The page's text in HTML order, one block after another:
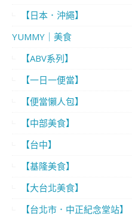
【日本．沖繩】
YUMMY｜美食
【ABV系列】
【一日一便當】
【便當懶人包】
【中部美食】
【台中】
【基隆美食】
【大台北美食】
【台北市．中正紀念堂站】